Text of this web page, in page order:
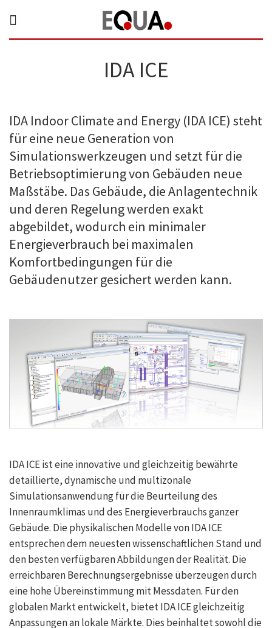
IDA ICE
IDA Indoor Climate and Energy (IDA ICE) steht
für eine neue Generation von
Simulationswerkzeugen und setzt für die
Betriebsoptimierung von Gebäuden neue
Maßstäbe. Das Gebäude, die Anlagentechnik
und deren Regelung werden exakt
abgebildet, wodurch ein minimaler
Energieverbrauch bei maximalen
Komfortbedingungen für die
Gebäudenutzer gesichert werden kann.
IDA ICE ist eine innovative und gleichzeitig bewährte
detaillierte, dynamische und multizonale
Simulationsanwendung für die Beurteilung des
Innenraumklimas und des Energieverbrauchs ganzer
Gebäude. Die physikalischen Modelle von IDA ICE
entsprechen dem neuesten wissenschaftlichen Stand und
den besten verfügbaren Abbildungen der Realität. Die
erreichbaren Berechnungsergebnisse überzeugen durch
eine hohe Übereinstimmung mit Messdaten. Für den
globalen Markt entwickelt, bietet IDA ICE gleichzeitig
Anpassungen an lokale Märkte. Dies beinhaltet sowohl die